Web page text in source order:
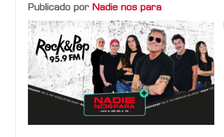
Publicado por Nadie nos para